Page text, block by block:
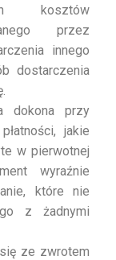
kosztów
przez
innego
dostarczenia
dokona przy
jakie
w pierwotnej
wyraźnie
które nie
z żadnymi
ze zwrotem